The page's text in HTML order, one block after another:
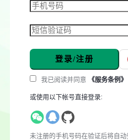
登录/注册
我已阅读并同意 《服务条例》
或使用以下帐号直接登录:
未注册的手机号码在验证后将自动